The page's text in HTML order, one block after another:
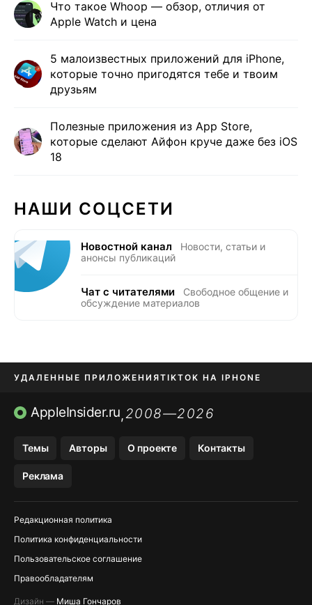
Что такое Whoop — обзор, отличия от
Apple Watch и цена
5 малоизвестных приложений для iPhone,
которые точно пригодятся тебе и твоим
друзьям
Полезные приложения из App Store,
которые сделают Айфон круче даже без iOS
18
НАШИ СОЦСЕТИ
Новостной канал
Новости, статьи и
анонсы публикаций
Чат с читателями
Свободное общение и
обсуждение материалов
УДАЛЕННЫЕ ПРИЛОЖЕНИЯTIKTOK НА IPHONE
ПРИЛОЖЕНИЯ БЕЗ APP STORE
AppleInsider.ru,2008—2026
Темы Авторы О проекте Контакты
Реклама
Редакционная политика
Политика конфиденциальности
Пользовательское соглашение
Правообладателям
Дизайн — Миша Гончаров